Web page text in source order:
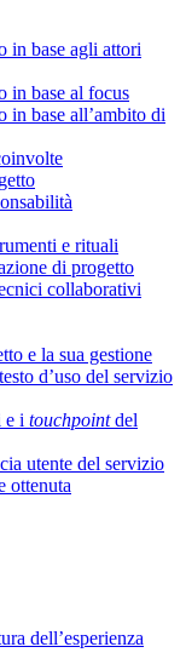
in base agli attori
in base al focus
in base all’ambito di
e rituali
di progetto
collaborativi
e la sua gestione
d’uso del servizio
e i touchpointdel
utente del servizio
ottenuta
dell’esperienza